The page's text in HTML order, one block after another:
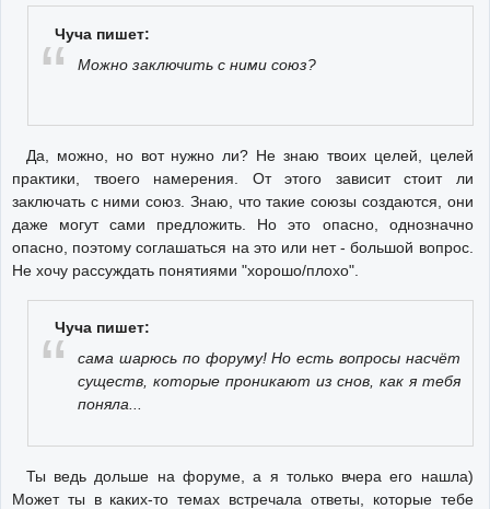
Чуча пишет:
Можно заключить с ними союз?
Да, можно, но вот нужно ли? Не знаю твоих целей, целей
практики, твоего намерения. От этого зависит стоит ли
заключать с ними союз. Знаю, что такие союзы создаются, они
даже могут сами предложить. Но это опасно, однозначно
опасно, поэтому соглашаться на это или нет - большой вопрос.
Не хочу рассуждать понятиями "хорошо/плохо".
Чуча пишет:
сама шарюсь по форуму! Но есть вопросы насчёт
существ, которые проникают из снов, как я тебя
поняла...
Ты ведь дольше на форуме, а я только вчера его нашла)
Может ты в каких-то темах встречала ответы, которые тебе